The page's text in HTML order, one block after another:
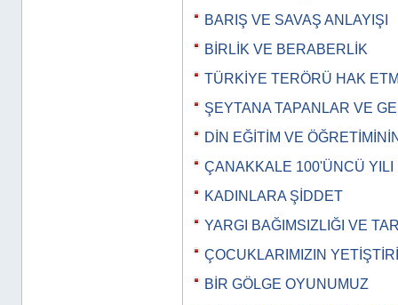
BARIŞ VE SAVAŞ ANLAYIŞI
BİRLİK VE BERABERLİK
TÜRKİYE TERÖRÜ HAK
ŞEYTANA TAPANLAR VE
DİN EĞİTİM VE
ÇANAKKALE 100'ÜNCÜ YILI
KADINLARA ŞİDDET
YARGI BAĞIMSIZLIĞI VE
ÇOCUKLARIMIZIN
BİR GÖLGE OYUNUMUZ